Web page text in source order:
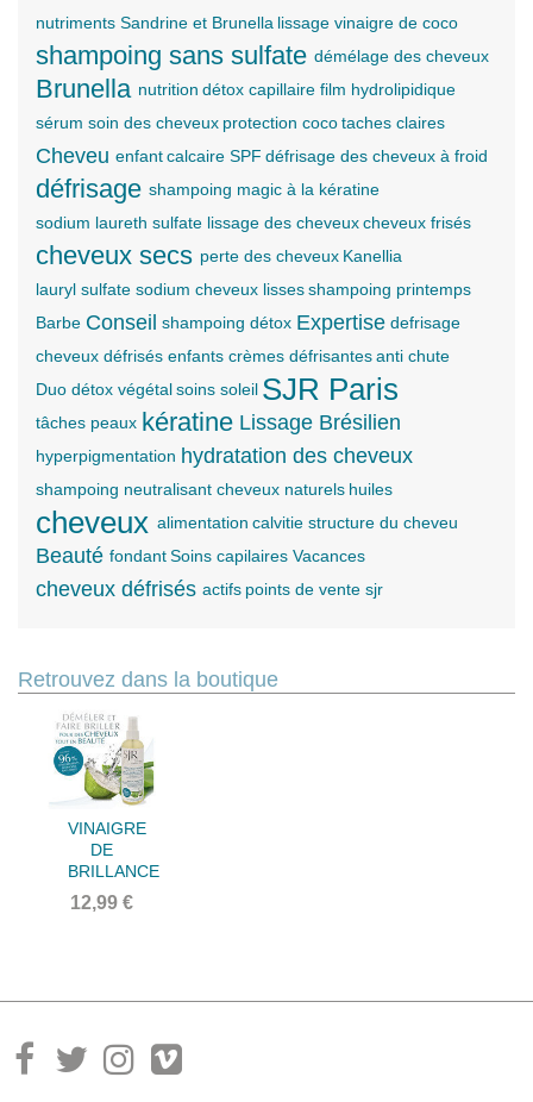
nutriments Sandrine et Brunella lissage vinaigre de coco
shampoing sans sulfate démélage des cheveux
Brunella nutrition détox capillaire film hydrolipidique
sérum soin des cheveux protection coco taches claires
Cheveu enfant calcaire SPF défrisage des cheveux à froid
défrisage shampoing magic à la kératine
sodium laureth sulfate lissage des cheveux cheveux frisés
cheveux secs perte des cheveux Kanellia
lauryl sulfate sodium cheveux lisses shampoing printemps
Barbe Conseil shampoing détox Expertise defrisage
cheveux défrisés enfants crèmes défrisantes anti chute
Duo détox végétal soins soleil SJR Paris
tâches peaux kératine Lissage Brésilien
hyperpigmentation hydratation des cheveux
shampoing neutralisant cheveux naturels huiles
cheveux alimentation calvitie structure du cheveu
Beauté fondant Soins capilaires Vacances
cheveux défrisés actifs points de vente sjr
Retrouvez dans la boutique
VINAIGRE
DE
BRILLANCE
12,99 €